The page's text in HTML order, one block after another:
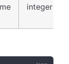
integer